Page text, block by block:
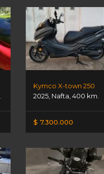
Kymco X-town 250
2025 Nafta ,400 km.
$ 7.300.000